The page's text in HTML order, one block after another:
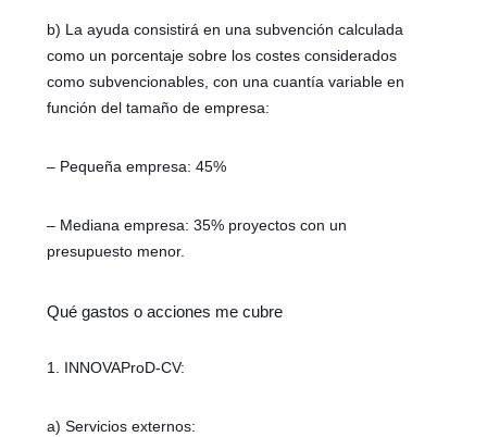
b) La ayuda consistirá en una subvención calculada
como un porcentaje sobre los costes considerados
como subvencionables, con una cuantía variable en
función del tamaño de empresa:
– Pequeña empresa: 45%
– Mediana empresa: 35% proyectos con un
presupuesto menor.
Qué gastos o acciones me cubre
1. INNOVAProD-CV:
a) Servicios externos: